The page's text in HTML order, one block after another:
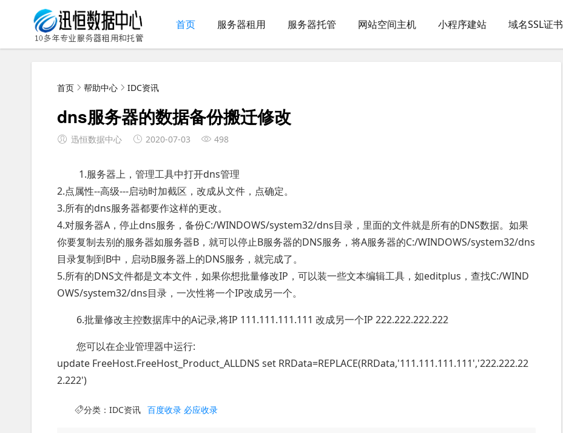
首页 服务器租用 服务器托管 网站空间主机 小程序建站 域名SSL证书
首页 帮助中心 IDC资讯
dns服务器的数据备份搬迁修改
迅恒数据中心 2020-07-03 498
1.服务器上，管理工具中打开dns管理
2.点属性--高级---启动时加截区，改成从文件，点确定。
3.所有的dns服务器都要作这样的更改。
4.对服务器A，停止dns服务，备份C:/WINDOWS/system32/dns目录，里面的文件就是所有的DNS数据。如果
你要复制去别的服务器如服务器B，就可以停止B服务器的DNS服务，将A服务器的C:/WINDOWS/system32/dns
目录复制到B中，启动B服务器上的DNS服务，就完成了。
5.所有的DNS文件都是文本文件，如果你想批量修改IP，可以装一些文本编辑工具，如editplus，查找C:/WIND
OWS/system32/dns目录，一次性将一个IP改成另一个。
6.批量修改主控数据库中的A记录,将IP 111.111.111.111 改成另一个IP 222.222.222.222
您可以在企业管理器中运行:
update FreeHost.FreeHost_Product_ALLDNS set RRData=REPLACE(RRData,'111.111.111.111','222.222.22
2.222')
分类： IDC资讯 百度收录 必应收录